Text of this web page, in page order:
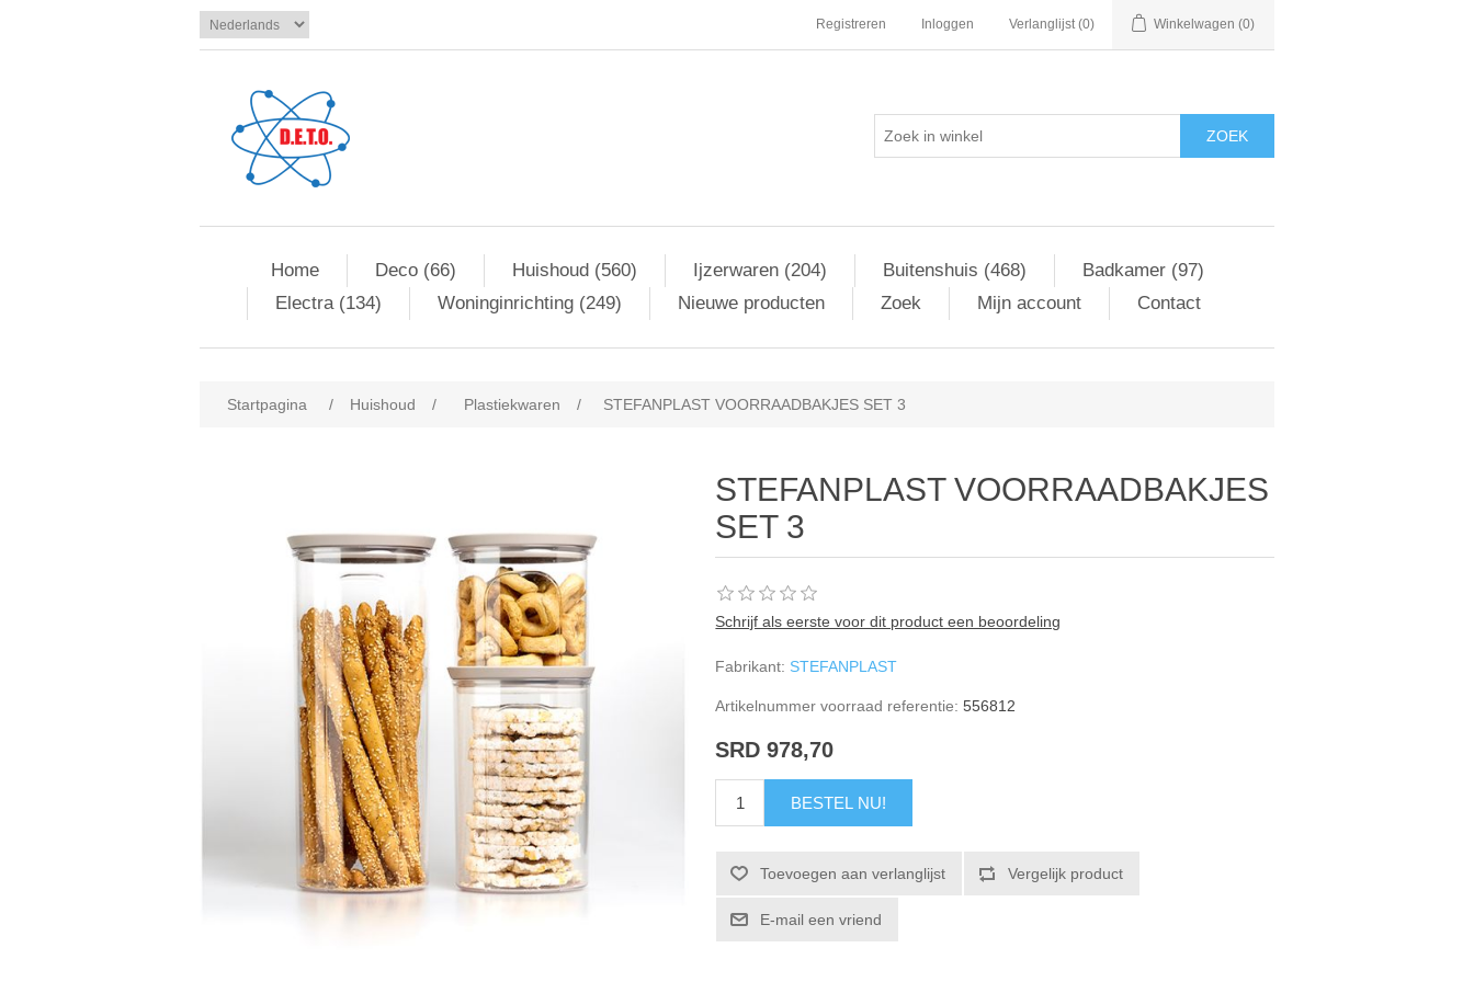
Registreren Inloggen Verlanglijst (0) Winkelwagen (0)
ZOEK
Home Deco (66) Huishoud (560) Ijzerwaren (204) Buitenshuis (468)
Badkamer (97)
Electra (134)
Woninginrichting (249) Nieuwe producten Zoek Mijn account Contact
Startpagina / Huishoud / Plastiekwaren / STEFANPLAST VOORRAADBAKJES SET 3
STEFANPLAST VOORRAADBAKJES
SET 3
Schrijf als eerste voor dit product een beoordeling
Fabrikant: STEFANPLAST
Artikelnummer voorraad referentie: 556812
SRD 978,70
BESTEL NU!
Toevoegen aan verlanglijst Vergelijk product
E-mail een vriend